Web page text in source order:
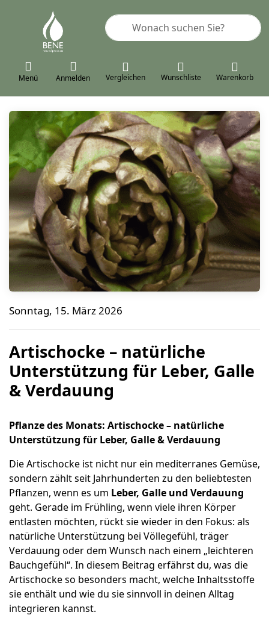
Geben Sie einen Suchbegriff ein.
Menü Anmelden Vergleichen Wunschliste Warenkorb
Sonntag, 15. März 2026
Bene Naturalproducts
Artischocke – natürliche
Unterstützung für Leber, Galle
& Verdauung
Pflanze des Monats: Artischocke – natürliche
Unterstützung für Leber, Galle & Verdauung
Die Artischocke ist nicht nur ein mediterranes Gemüse,
sondern zählt seit Jahrhunderten zu den beliebtesten
Pflanzen, wenn es um Leber, Galle und Verdauung
geht. Gerade im Frühling, wenn viele ihren Körper
entlasten möchten, rückt sie wieder in den Fokus: als
natürliche Unterstützung bei Völlegefühl, träger
Verdauung oder dem Wunsch nach einem „leichteren
Bauchgefühl“. In diesem Beitrag erfährst du, was die
Artischocke so besonders macht, welche Inhaltsstoffe
sie enthält und wie du sie sinnvoll in deinen Alltag
integrieren kannst.